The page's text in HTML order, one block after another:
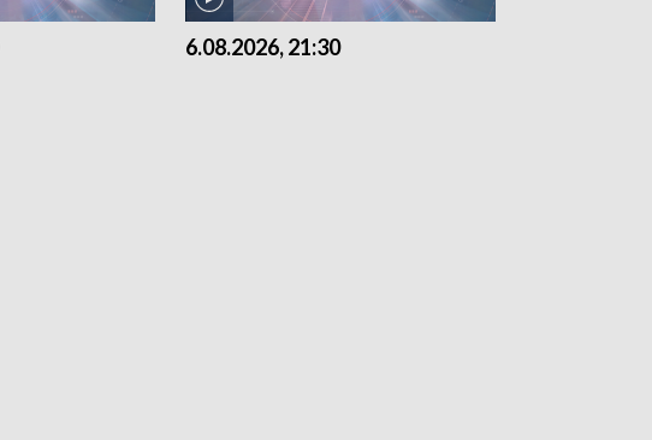
6.08.2026, 21:30